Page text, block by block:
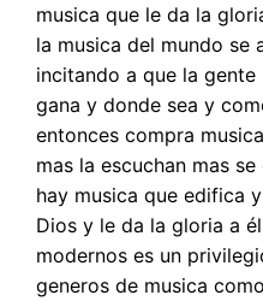
musica que le da la
la musica del mundo se
incitando a que la
gana y donde sea y
entonces compra
mas la escuchan mas
hay musica que edifica
Dios y le da la gloria a
modernos es un
generos de musica